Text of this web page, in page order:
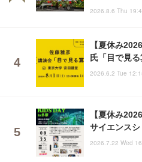
2026.8.6 Thu
【夏休み
氏「目で見
2026.6.2 Tue
【夏休み
サイエンス
2026.7.22 Wed